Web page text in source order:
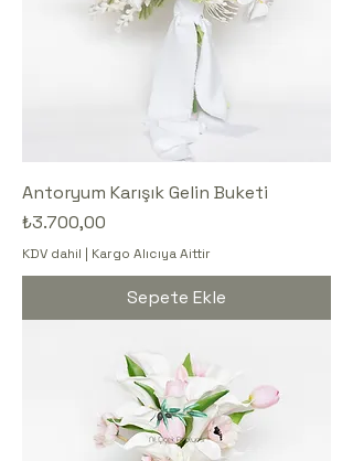
Antoryum Karışık Gelin Buketi
Fiyat
₺3.700,00
KDV dahil | Kargo Alıcıya Aittir
Sepete Ekle